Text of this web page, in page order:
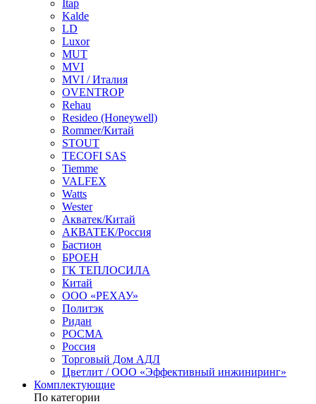
Itap
Kalde
LD
Luxor
MUT
MVI
MVI / Италия
OVENTROP
Rehau
Resideo (Honeywell)
Rommer/Китай
STOUT
TECOFI SAS
Tiemme
VALFEX
Watts
Wester
Акватек/Китай
АКВАТЕК/Россия
Бастион
БРОЕН
ГК ТЕПЛОСИЛА
Китай
ООО «РЕХАУ»
Политэк
Ридан
РОСМА
Россия
Торговый Дом АДЛ
Цветлит / ООО «Эффективный инжиниринг»
Комплектующие
По категории